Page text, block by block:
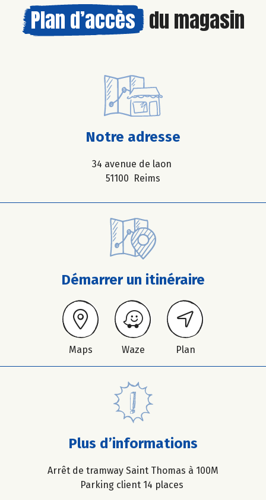
Plan d’accès du magasin
Notre adresse
34 avenue de laon
51100 Reims
Démarrer un itinéraire
Maps Waze Plan
Plus d’informations
Arrêt de tramway Saint Thomas à 100M
Parking client 14 places